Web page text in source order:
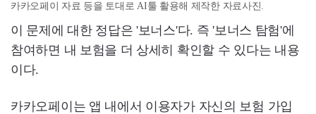
카카오페이 자료 등을 토대로 AI툴 활용해 제작한 자료사진.
이 문제에 대한 정답은 '보너스'다. 즉 '보너스 탐험'에
참여하면 내 보험을 더 상세히 확인할 수 있다는 내용
이다.
카카오페이는 앱 내에서 이용자가 자신의 보험 가입